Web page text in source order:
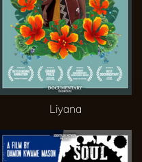
Liyana